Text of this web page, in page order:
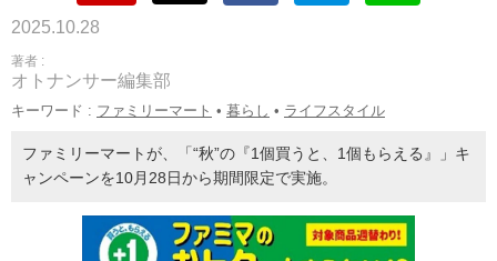
2025.10.28
著者 :
オトナンサー編集部
キーワード : ファミリーマート • 暮らし • ライフスタイル
ファミリーマートが、「“秋”の『1個買うと、1個もらえる』」キ
ャンペーンを10月28日から期間限定で実施。